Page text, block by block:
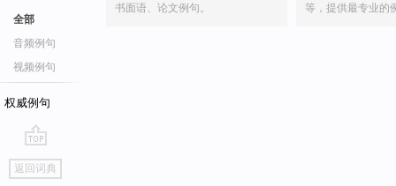
全部
音频例句
视频例句
权威例句
go
top
返回词典
书面语、论文例句。
等，提供最专业的